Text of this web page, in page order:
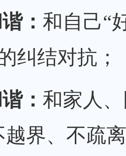
： 和自己“
纠结对抗；
： 和家人
越界、不疏